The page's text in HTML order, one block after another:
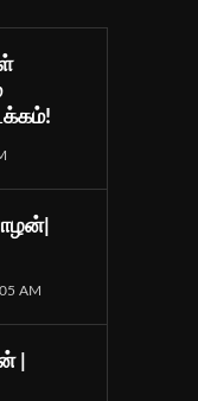
AM
|